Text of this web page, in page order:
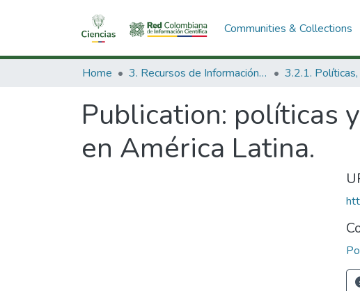
Communities & Collections
Home 3. Recursos de Información Científica y Tecnológica
Publication: políticas
en América Latina.